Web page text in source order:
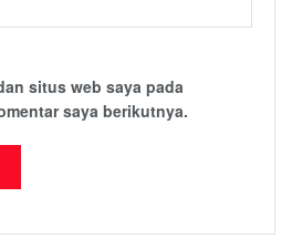
situs web saya pada
saya berikutnya.